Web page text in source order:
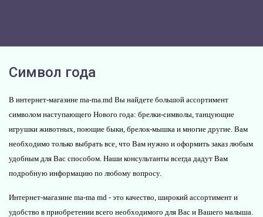
Символ года
В интернет-магазине ma-ma.md Вы найдете большой ассортимент
символом наступающего Нового года: брелки-символы, танцующие
игрушки животных, поющие быки, брелок-мышка и многие другие. Вам
необходимо только выбрать все, что Вам нужно и оформить заказ любым
удобным для Вас способом. Наши консультанты всегда дадут Вам
подробную информацию по любому вопросу.
Интернет-магазине ma-ma md - это качество, широкий ассортимент и
удобство в приобретении всего необходимого для Вас и Вашего малыша.